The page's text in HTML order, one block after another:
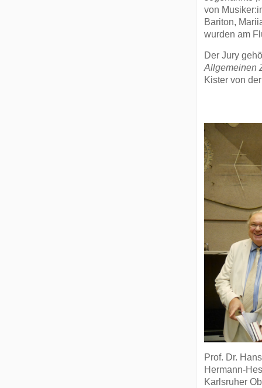
von
Bariton,
wurden am
Der Jury
Allgemeinen
Kister von
Prof. Dr.
Hermann-
Karlsruher